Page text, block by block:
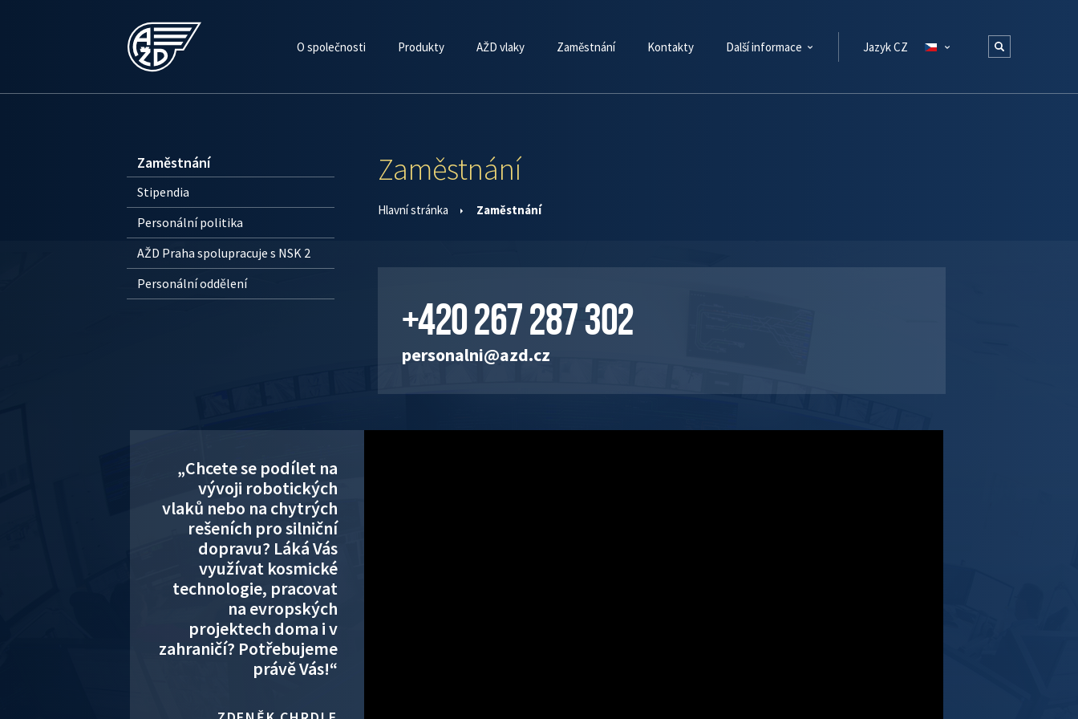
O společnosti Produkty AŽD vlaky Zaměstnání Kontakty Další informace Jazyk CZ
Zaměstnání
Stipendia
Personální politika
AŽD Praha spolupracuje s NSK 2
Personální oddělení
Zaměstnání
Hlavní stránka Zaměstnání
+420 267 287 302
personalni@azd.cz
„Chcete se podílet na
vývoji robotických
vlaků nebo na chytrých
rešeních pro silniční
dopravu? Láká Vás
využívat kosmické
technologie, pracovat
na evropských
projektech doma i v
zahraničí? Potřebujeme
právě Vás!“